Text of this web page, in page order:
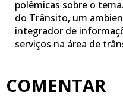
polêmicas sobre o
do Trânsito, um
integrador de
serviços na área de
COMENTAR